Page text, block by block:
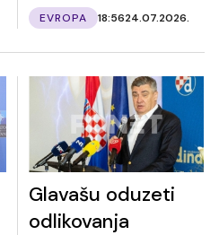
EVROPA 18:5624.07.2026.
Glavašu oduzeti
odlikovanja